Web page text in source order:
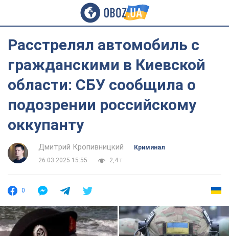
Расстрелял автомобиль с
гражданскими в Киевской
области: СБУ сообщила о
подозрении российскому
оккупанту
Дмитрий Кропивницкий
Криминал
26.03.2025 15:55
2,4 т.
0